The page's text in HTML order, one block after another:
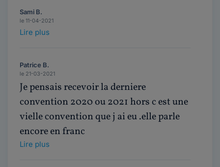
Sami B.
le 11-04-2021
Lire plus
Patrice B.
le 21-03-2021
Je pensais recevoir la derniere
convention 2020 ou 2021 hors c est une
vielle convention que j ai eu .elle parle
encore en franc
Lire plus